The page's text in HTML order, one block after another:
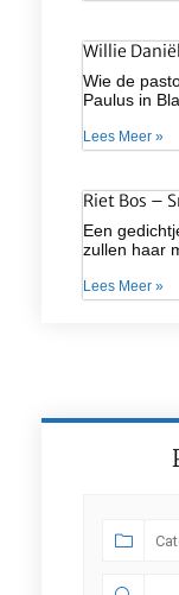
Willie
Wie de
Paulus in
Lees Meer »
Riet Bos –
Een
zullen haar
Lees Meer »